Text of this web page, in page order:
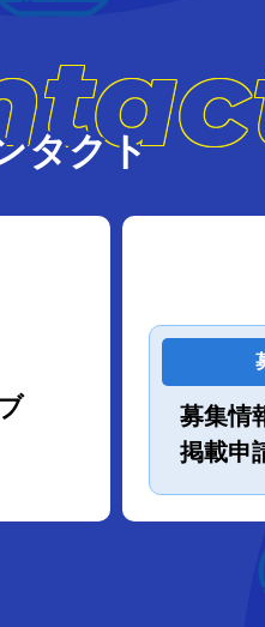
タクト
募集情
掲載申